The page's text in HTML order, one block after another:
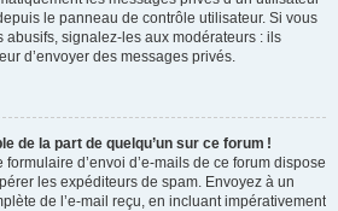
le panneau de contrôle utilisateur. Si vous
abusifs, signalez-les aux modérateurs : ils
d’envoyer des messages privés.
de la part de quelqu’un sur ce forum !
d’envoi d’e-mails de ce forum dispose
les expéditeurs de spam. Envoyez à un
de l’e-mail reçu, en incluant impérativement